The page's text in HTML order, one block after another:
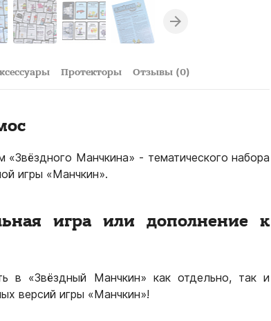
Протекторы Отзывы (0)
Манчкина» - тематического набора
игры «Манчкин».
игра или дополнение к
в «Звёздный Манчкин» как отдельно, так и
версий игры «Манчкин»!